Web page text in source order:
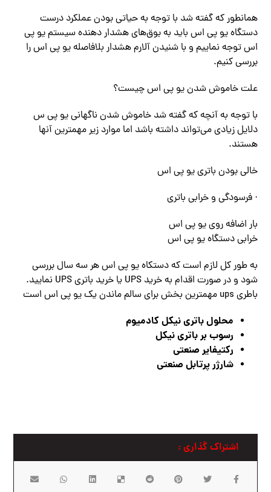
همانطور که گفته شد با توجه به حیاتی بودن عملکرد درست
دستگاه یو پی اس‌‌ باید به بوق‌های هشدار دهنده سیستم یو پی
اس توجه نماییم و با شنیدن آلارم هشدار بلافاصله یو پی اس را
بررسی کنیم.
علت خاموش شدن یو پی اس چیست؟
با توجه به آنچه که گفته شد خاموش شدن ناگهانی یو پی س
دلایل زیادی‌ می‌تواند داشته باشد اما موارد زیر مهمترین آنها
هستند.
خالی بودن باتری یو پی اس
· فرسودگی و خرابی باتری
بار اضافه روی یو پی اس
خرابی دستگاه یو پی اس
به طور کل لازم است که دستکاه یو پی اس هر سه سال بررسی
شود و در صورت اقدام به خرید UPS یا خرید باتری UPS نمایید.
باطری ups مهمترین بخش برای سالم ماندن یک یو پی اس است
محلول باتری نیکل کادمیوم
رسوب بر باتری نیکل
رکتیفایر صنعتی
شارژر پرتابل صنعتی